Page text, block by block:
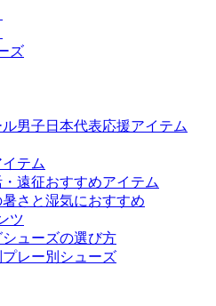
ズ
男子日本代表応援アイテム
テム
遠征おすすめアイテム
さと湿気におすすめ
ツ
ューズの選び方
レー別シューズ